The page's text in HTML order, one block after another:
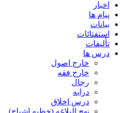
اخبار
پیام ها
بیانات
استفتائات
تألیفات
درس ها
خارج اصول
خارج فقه
رجال
درایه
درس اخلاق
نهج البلاغه (خطبه اشباح)